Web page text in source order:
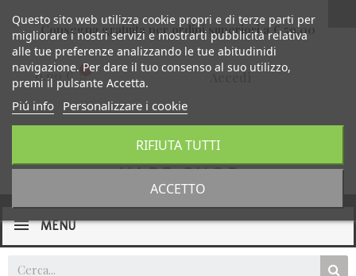
Consegna gratuita per ordini superiori a € 59,00
0,00 €
MENU
Questo sito web utilizza cookie propri e di terze parti per
migliorare i nostri servizi e mostrarti pubblicità relativa
alle tue preferenze analizzando le tue abitudinidi
navigazione. Per dare il tuo consenso al suo utilizzo,
premi il pulsante Accetta.
Piú info Personalizzare i cookie
RIFIUTA TUTTI
ACCETTO